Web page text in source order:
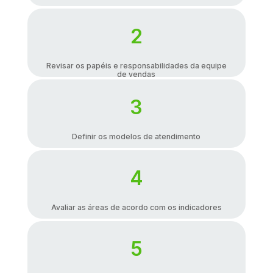
2
Revisar os papéis e responsabilidades da equipe
de vendas
3
Definir os modelos de atendimento
4
Avaliar as áreas de acordo com os indicadores
5